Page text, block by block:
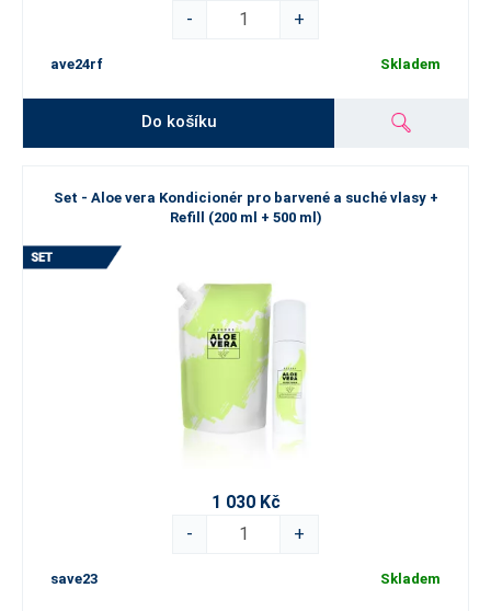
-
+
ave24rf Skladem
Do košíku
Set - Aloe vera Kondicionér pro barvené a suché vlasy +
Refill (200 ml + 500 ml)
1 030 Kč
-
+
save23 Skladem